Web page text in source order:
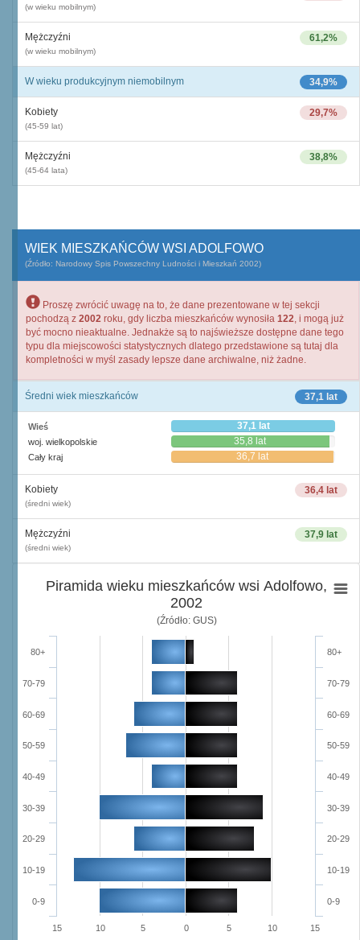
(w wieku mobilnym)
61,2%
Mężczyźni
(w wieku mobilnym)
34,9%
W wieku produkcyjnym niemobilnym
29,7%
Kobiety
(45-59 lat)
38,8%
Mężczyźni
(45-64 lata)
WIEK MIESZKAŃCÓW WSI ADOLFOWO
(Źródło: Narodowy Spis Powszechny Ludności i Mieszkań 2002)
Proszę zwrócić uwagę na to, że dane prezentowane w tej sekcji
pochodzą z 2002 roku, gdy liczba mieszkańców wynosiła 122, i mogą już
być mocno nieaktualne. Jednakże są to najświeższe dostępne dane tego
typu dla miejscowości statystycznych dlatego przedstawione są tutaj dla
kompletności w myśl zasady lepsze dane archiwalne, niż żadne.
37,1 lat
Średni wiek mieszkańców
Wieś 37,1 lat
woj. wielkopolskie 35,8 lat
Cały kraj 36,7 lat
36,4 lat
Kobiety
(średni wiek)
37,9 lat
Mężczyźni
(średni wiek)
Piramida wieku mieszkańców wsi Adolfowo,
2002
(Źródło: GUS)
0-9
10-19
20-29
30-39
40-49
50-59
60-69
70-79
80+
0-9
10-19
20-29
30-39
40-49
50-59
60-69
70-79
80+
15 10 5 0 5 10 15